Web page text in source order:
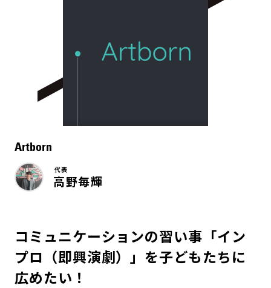
Artborn
代表
高野毎輝
コミュニケーションの習い事「イン
プロ（即興演劇）」を子どもたちに
広めたい！